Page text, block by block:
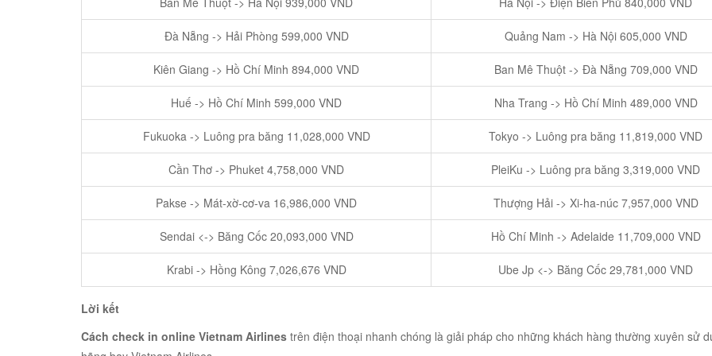
Đà Nẵng -> Hải Phòng 599,000 VND Quảng Nam -> Hà Nội 605,000 VND
Kiên Giang -> Hồ Chí Minh 894,000 VND Ban Mê Thuột -> Đà Nẵng 709,000 VND
Huế -> Hồ Chí Minh 599,000 VND Nha Trang -> Hồ Chí Minh 489,000 VND
Fukuoka -> Luông pra băng 11,028,000 VND Tokyo -> Luông pra băng 11,819,000 VND
Cần Thơ -> Phuket 4,758,000 VND PleiKu -> Luông pra băng 3,319,000 VND
Pakse -> Mát-xờ-cơ-va 16,986,000 VND Thượng Hải -> Xi-ha-núc 7,957,000 VND
Sendai <-> Băng Cốc 20,093,000 VND Hồ Chí Minh -> Adelaide 11,709,000 VND
Krabi -> Hồng Kông 7,026,676 VND Ube Jp <-> Băng Cốc 29,781,000 VND
Lời kết
Cách check in online Vietnam Airlines trên điện thoại nhanh chóng là giải pháp cho những khách hàng thường xuyên sử